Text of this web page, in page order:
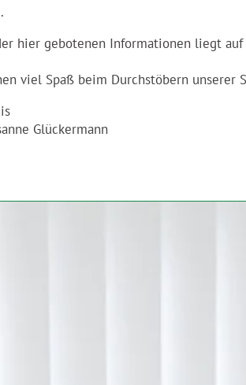
hier gebotenen Informationen liegt
viel Spaß beim Durchstöbern unserer
Glückermann